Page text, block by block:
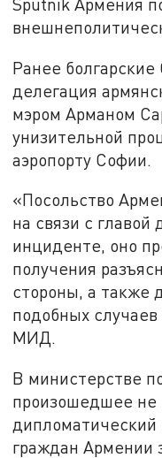
Ранее
делегация
мэром Арманом
унизительной
аэропорту Софии.
«Посольство
на связи с главой
инциденте, оно
получения
стороны, а также
подобных
МИД.
В министерстве
произошедшее не
граждан Армении